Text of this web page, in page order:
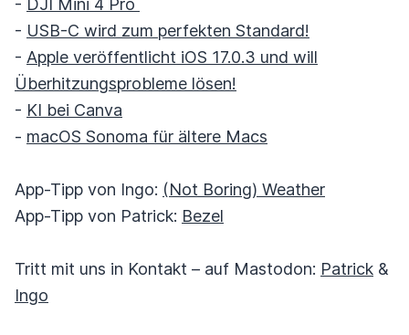
- DJI Mini 4 Pro
- USB-C wird zum perfekten Standard!
- Apple veröffentlicht iOS 17.0.3 und will
Überhitzungsprobleme lösen!
- KI bei Canva
- macOS Sonoma für ältere Macs
App-Tipp von Ingo: (Not Boring) Weather
App-Tipp von Patrick: Bezel
Tritt mit uns in Kontakt – auf Mastodon: Patrick &
Ingo